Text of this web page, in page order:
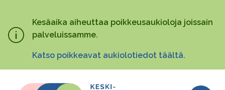
pääsisältöönKesäaika aiheuttaa poikkeusaukioloja joissain
palveluissamme.
Katso poikkeavat aukiolotiedot täältä.